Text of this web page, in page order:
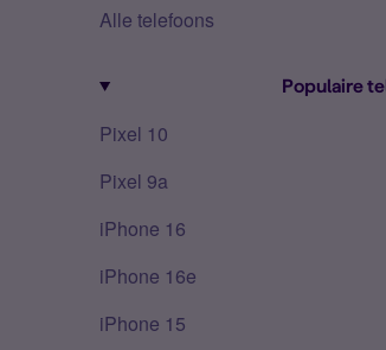
Alle telefoons
Populaire
Pixel 10
Pixel 9a
iPhone 16
iPhone 16e
iPhone 15